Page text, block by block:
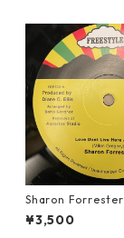
Sharon
n't Live Here
50068】
¥3,500